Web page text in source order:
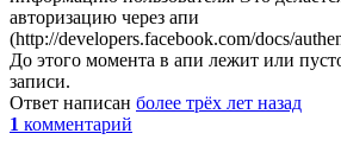
авторизацию через апи
(http://developers.facebook.com/docs/
До этого момента в апи лежит или
записи.
Ответ написан более трёх лет назад
1 комментарий